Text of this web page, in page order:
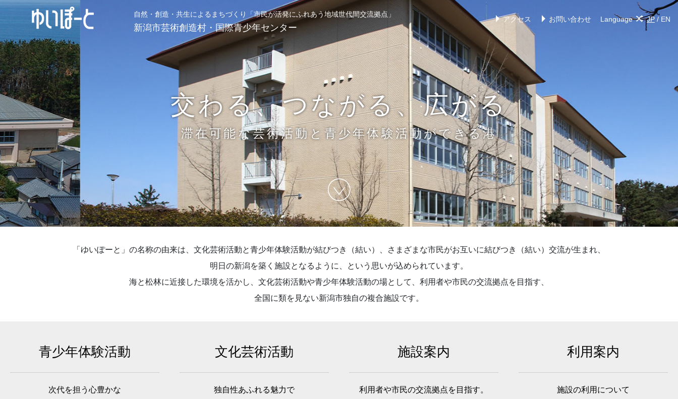
交わる、つながる、広がる
滞在可能な芸術活動と青少年体験活動ができる港
「ゆいぽーと」の名称の由来は、文化芸術活動と青少年体験活動が結びつき（結い）、さまざまな市民がお互いに結びつき（結い）交流が生まれ、
明日の新潟を築く施設となるように、という思いが込められています。
海と松林に近接した環境を活かし、文化芸術活動や青少年体験活動の場として、利用者や市民の交流拠点を目指す、
全国に類を見ない新潟市独自の複合施設です。
自然・創造・共生によるまちづくり 「市民が活発にふれあう地域世代間交流拠点」
新潟市芸術創造村・国際青少年センター
アクセス お問い合わせ Language JP / EN
青少年体験活動
次代を担う心豊かな
文化芸術活動
独自性あふれる魅力で
施設案内
利用者や市民の交流拠点を目指す。
利用案内
施設の利用について